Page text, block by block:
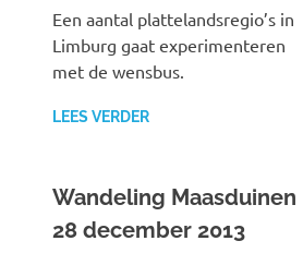
Een aantal plattelandsregio’s in
Limburg gaat experimenteren
met de wensbus.
LEES VERDER
Wandeling Maasduinen
28 december 2013